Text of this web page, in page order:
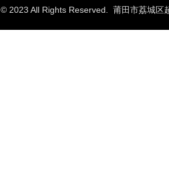
© 2023 All Rights Reserved. 莆田市荔城